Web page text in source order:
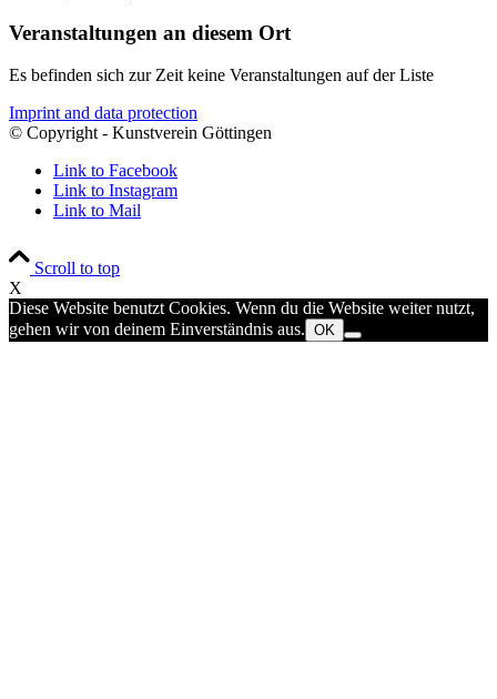
Veranstaltungen an diesem Ort
Es befinden sich zur Zeit keine Veranstaltungen auf der Liste
Imprint and data protection
© Copyright - Kunstverein Göttingen
Link to Facebook
Link to Instagram
Link to Mail
Scroll to top
X
Diese Website benutzt Cookies. Wenn du die Website weiter nutzt,
gehen wir von deinem Einverständnis aus. OK